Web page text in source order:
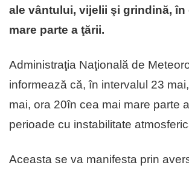
ale vântului, vijelii şi grindină, în
mare parte a ţării.
Administraţia Naţională de
informează că, în intervalul 23
mai, ora 20în cea mai mare parte
perioade cu instabilitate
Aceasta se va manifesta prin